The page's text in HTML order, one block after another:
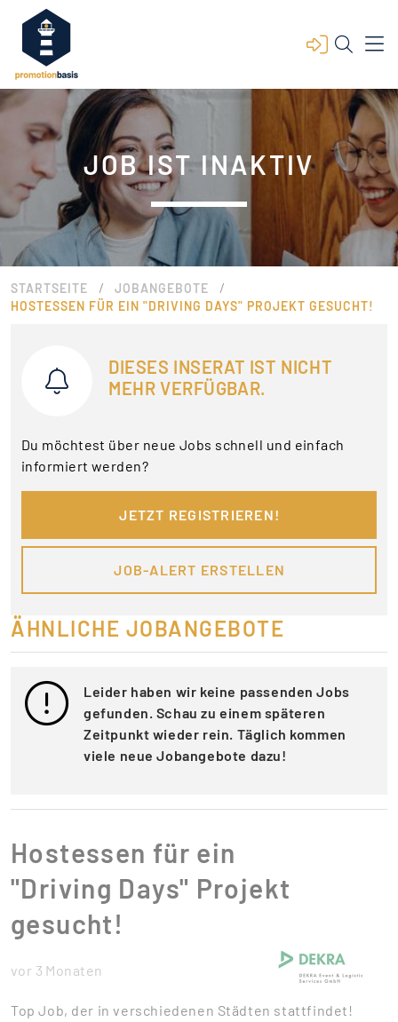
JOB IST INAKTIV
STARTSEITE / JOBANGEBOTE /
HOSTESSEN FÜR EIN "DRIVING DAYS" PROJEKT GESUCHT!
DIESES INSERAT IST NICHT
MEHR VERFÜGBAR.
Du möchtest über neue Jobs schnell und einfach
informiert werden?
JETZT REGISTRIEREN!
JOB-ALERT ERSTELLEN
ÄHNLICHE JOBANGEBOTE
Leider haben wir keine passenden Jobs
gefunden. Schau zu einem späteren
Zeitpunkt wieder rein. Täglich kommen
viele neue Jobangebote dazu!
Hostessen für ein
"Driving Days" Projekt
gesucht!
vor 3 Monaten
Top Job, der in verschiedenen Städten stattfindet!